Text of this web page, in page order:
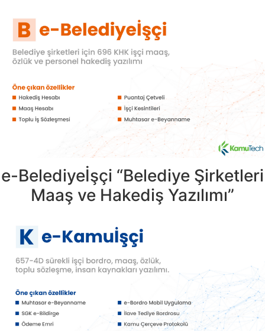
e-Belediyeİşçi “Belediye Şirketleri
Maaş ve Hakediş Yazılımı”